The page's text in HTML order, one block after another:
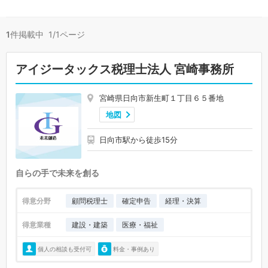
1件掲載中 1/1ページ
アイジータックス税理士法人 宮崎事務所
宮崎県日向市新生町１丁目６５番地
地図
日向市駅から徒歩15分
自らの手で未来を創る
得意分野 顧問税理士 確定申告 経理・決算
得意業種 建設・建築 医療・福祉
個人の相談も受付可 料金・事例あり